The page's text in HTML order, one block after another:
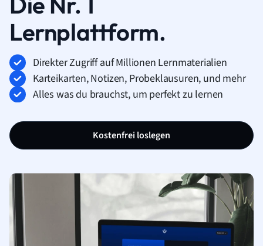
Lernplattform.
Direkter Zugriff auf Millionen Lernmaterialien
Karteikarten, Notizen, Probeklausuren, und mehr
Alles was du brauchst, um perfekt zu lernen
Kostenfrei loslegen